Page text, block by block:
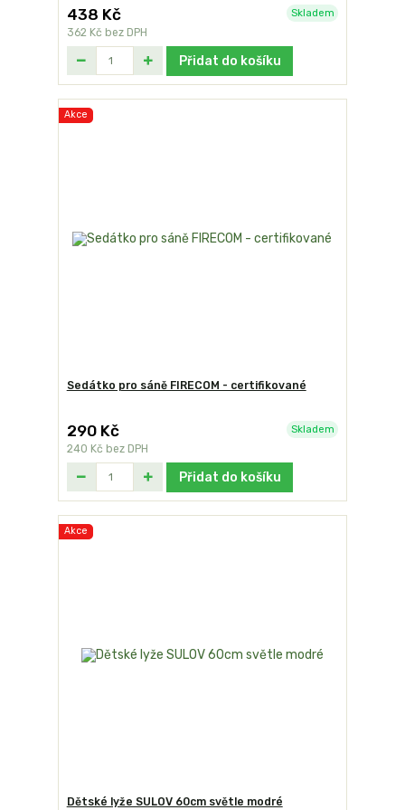
438 Kč
362 Kč bez DPH
Skladem
Přidat do košíku
Akce
Sedátko pro sáně FIRECOM - certifikované
290 Kč
240 Kč bez DPH
Skladem
Přidat do košíku
Akce
Dětské lyže SULOV 60cm světle modré